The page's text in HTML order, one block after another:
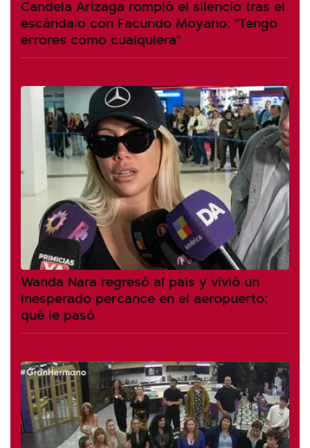
Candela Arizaga rompió el silencio tras el
escándalo con Facundo Moyano: "Tengo
errores como cualquiera"
Wanda Nara regresó al país y vivió un
inesperado percance en el aeropuerto:
qué le pasó